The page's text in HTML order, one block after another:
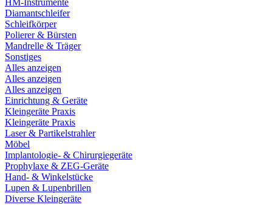
HM-Instrumente
Diamantschleifer
Schleifkörper
Polierer & Bürsten
Mandrelle & Träger
Sonstiges
Alles anzeigen
Alles anzeigen
Alles anzeigen
Einrichtung & Geräte
Kleingeräte Praxis
Kleingeräte Praxis
Laser & Partikelstrahler
Möbel
Implantologie- & Chirurgiegeräte
Prophylaxe & ZEG-Geräte
Hand- & Winkelstücke
Lupen & Lupenbrillen
Diverse Kleingeräte